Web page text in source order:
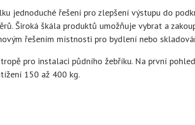
jednoduché řešení pro zlepšení výstupu do
Široká škála produktů umožňuje vybrat a
řešením místnosti pro bydlení nebo
pro instalaci půdního žebříku. Na první
150 až 400 kg.